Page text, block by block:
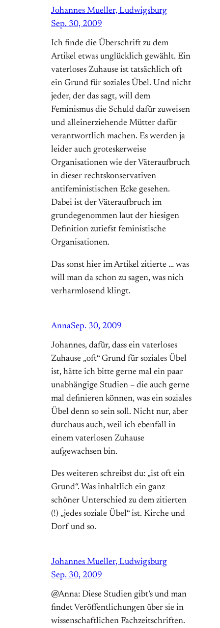
Johannes Mueller, Ludwigsburg
Sep. 30, 2009
Ich finde die Überschrift zu dem
Artikel etwas unglücklich gewählt. Ein
vaterloses Zuhause ist tatsächlich oft
ein Grund für soziales Übel. Und nicht
jeder, der das sagt, will dem
Feminismus die Schuld dafür zuweisen
und alleinerziehende Mütter dafür
verantwortlich machen. Es werden ja
leider auch groteskerweise
Organisationen wie der Väteraufbruch
in dieser rechtskonservativen
antifeministischen Ecke gesehen.
Dabei ist der Väteraufbruch im
grundegenommen laut der hiesigen
Definition zutiefst feministische
Organisationen.
Das sonst hier im Artikel zitierte … was
will man da schon zu sagen, was nich
verharmlosend klingt.
AnnaSep. 30, 2009
Johannes, dafür, dass ein vaterloses
Zuhause „oft“ Grund für soziales Übel
ist, hätte ich bitte gerne mal ein paar
unabhängige Studien – die auch gerne
mal definieren können, was ein soziales
Übel denn so sein soll. Nicht nur, aber
durchaus auch, weil ich ebenfall in
einem vaterlosen Zuhause
aufgewachsen bin.
Des weiteren schreibst du: „ist oft ein
Grund“. Was inhaltlich ein ganz
schöner Unterschied zu dem zitierten
(!) „jedes soziale Übel“ ist. Kirche und
Dorf und so.
Johannes Mueller, Ludwigsburg
Sep. 30, 2009
@Anna: Diese Studien gibt’s und man
findet Veröffentlichungen über sie in
wissenschaftlichen Fachzeitschriften.